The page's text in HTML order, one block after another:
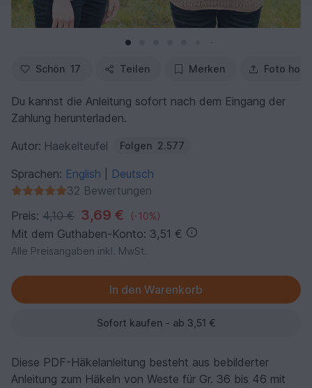
Schön 17 Teilen Merken Foto
Du kannst die Anleitung sofort nach dem Eingang der
Zahlung herunterladen.
Autor: Haekelteufel Folgen 2.577
Sprachen: English
Deutsch
32 Bewertungen
Preis: 4,10 € 3,69 € (-10%)
Mit dem Guthaben-Konto: 3,51 €
Alle Preisangaben inkl. MwSt.
Sofort kaufen - ab 3,51 €
Diese PDF-Häkelanleitung besteht aus bebilderter
Anleitung zum Häkeln von Weste für Gr. 36 bis 46 mit